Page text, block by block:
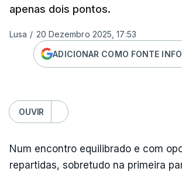
apenas dois pontos.
Lusa / 20 Dezembro 2025, 17:53
ADICIONAR COMO FONTE
OUVIR
Num encontro equilibrado e com
repartidas, sobretudo na primeira